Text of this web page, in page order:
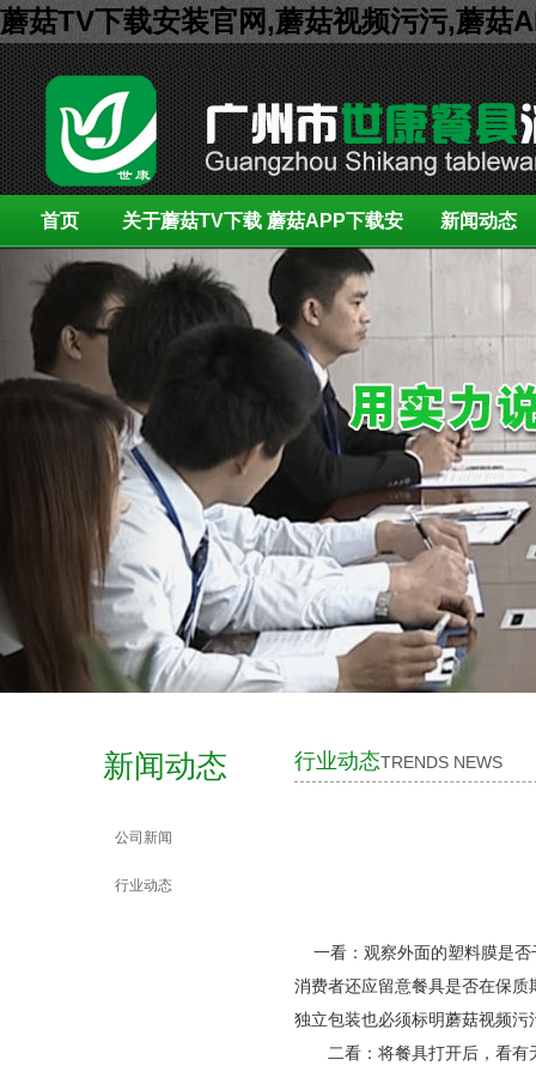
蘑菇TV下载安装官网,蘑菇视频污污,蘑菇
首页 关于蘑菇TV下载
安装官网
蘑菇APP下载安
装展示
新闻动态
新闻动态
公司新闻
行业动态
行业动态TRENDS NEWS
一看：观察外面的塑料膜是否
消费者还应留意餐具是否在保质期内
独立包装也必须标明蘑菇视频污污日
二看：将餐具打开后，看